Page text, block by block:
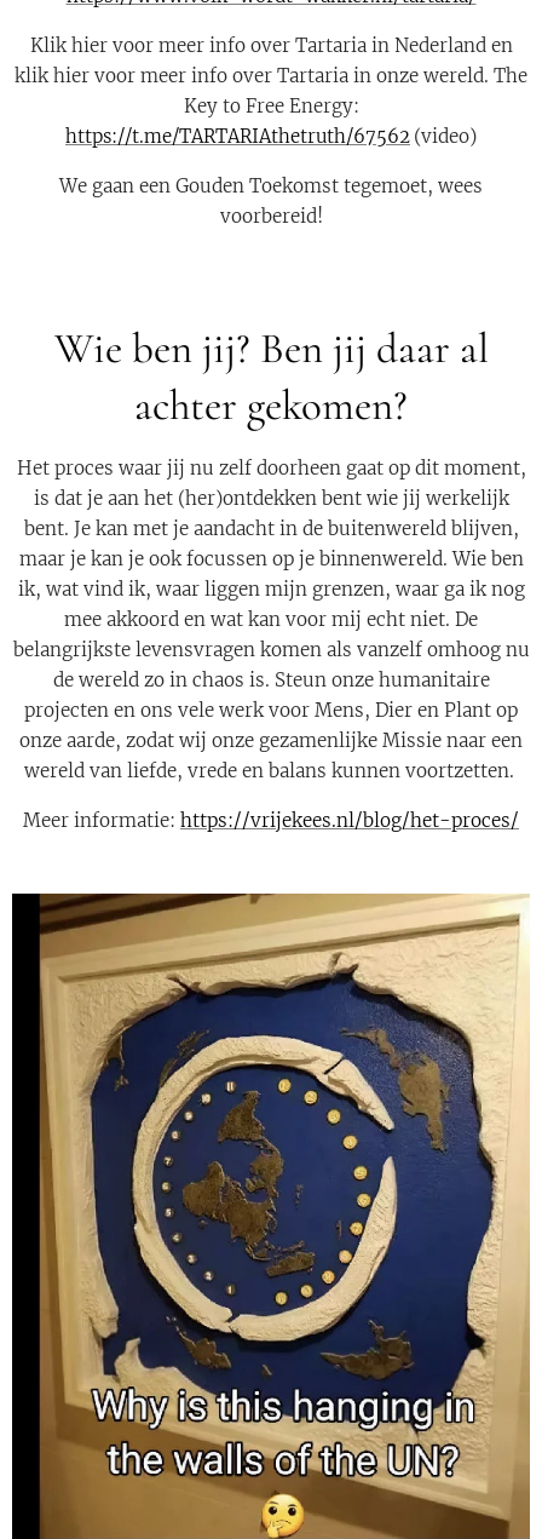
Klik hier voor meer info over Tartaria in Nederland en
klik hier voor meer info over Tartaria in onze wereld. The
Key to Free Energy:
https://t.me/TARTARIAthetruth/67562 (video)
We gaan een Gouden Toekomst tegemoet, wees
voorbereid!
Wie ben jij? Ben jij daar al
achter gekomen?
Het proces waar jij nu zelf doorheen gaat op dit moment,
is dat je aan het (her)ontdekken bent wie jij werkelijk
bent. Je kan met je aandacht in de buitenwereld blijven,
maar je kan je ook focussen op je binnenwereld. Wie ben
ik, wat vind ik, waar liggen mijn grenzen, waar ga ik nog
mee akkoord en wat kan voor mij echt niet. De
belangrijkste levensvragen komen als vanzelf omhoog nu
de wereld zo in chaos is. Steun onze humanitaire
projecten en ons vele werk voor Mens, Dier en Plant op
onze aarde, zodat wij onze gezamenlijke Missie naar een
wereld van liefde, vrede en balans kunnen voortzetten.
Meer informatie: https://vrijekees.nl/blog/het-proces/